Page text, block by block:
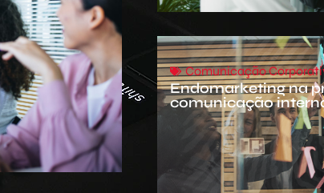
Comunicação
Endomarketing na
comunicação